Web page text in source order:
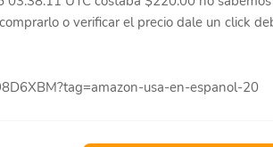
o verificar el precio dale un click
usa-en-espanol-20